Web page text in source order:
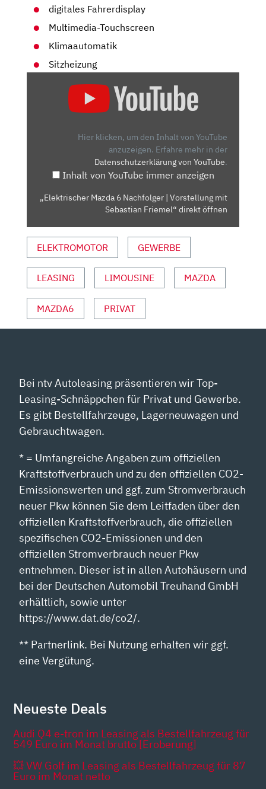
digitales Fahrerdisplay
Multimedia-Touchscreen
Klimaautomatik
Sitzheizung
SEBASTIAN
FRIEMEL“
ANZEIGEN
Hier klicken, um den Inhalt von YouTube
anzuzeigen. Erfahre mehr in der
Datenschutzerklärung von YouTube.
Inhalt von YouTube immer anzeigen
„Elektrischer Mazda 6 Nachfolger | Vorstellung mit
Sebastian Friemel“ direkt öffnen
ELEKTROMOTOR GEWERBE
LEASING LIMOUSINE MAZDA
MAZDA6 PRIVAT
Bei ntv Autoleasing präsentieren wir Top-
Leasing-Schnäppchen für Privat und Gewerbe.
Es gibt Bestellfahrzeuge, Lagerneuwagen und
Gebrauchtwagen.
* = Umfangreiche Angaben zum offiziellen
Kraftstoffverbrauch und zu den offiziellen CO2-
Emissionswerten und ggf. zum Stromverbrauch
neuer Pkw können Sie dem Leitfaden über den
offiziellen Kraftstoffverbrauch, die offiziellen
spezifischen CO2-Emissionen und den
offiziellen Stromverbrauch neuer Pkw
entnehmen. Dieser ist in allen Autohäusern und
bei der Deutschen Automobil Treuhand GmbH
erhältlich, sowie unter
https://www.dat.de/co2/.
** Partnerlink. Bei Nutzung erhalten wir ggf.
eine Vergütung.
Neueste Deals
Audi Q4 e-tron im Leasing als Bestellfahrzeug für
549 Euro im Monat brutto [Eroberung]
💥 VW Golf im Leasing als Bestellfahrzeug für 87
Euro im Monat netto